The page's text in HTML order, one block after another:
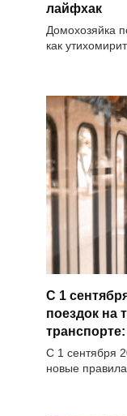
лайфхак
Домохозяйка
как
С 1
поездок на
С 1 сентября
новые